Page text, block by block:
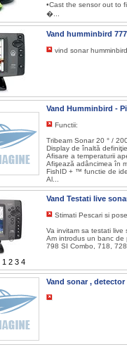
•Cast the sensor out to
�...
Vand humminbird
vind sonar
Vand Humminbird -
Functii:
Tribeam Sonar 20 ° /
Display de înaltă
Afisare a temperaturii
Afişează adâncimea în
FishID + ™ functie de
Al...
1 2 3 4
Vand Testati live
Stimati Pescari si
Va invitam sa testati live
Am introdus un banc
798 SI Combo, 718,
Vand sonar ,